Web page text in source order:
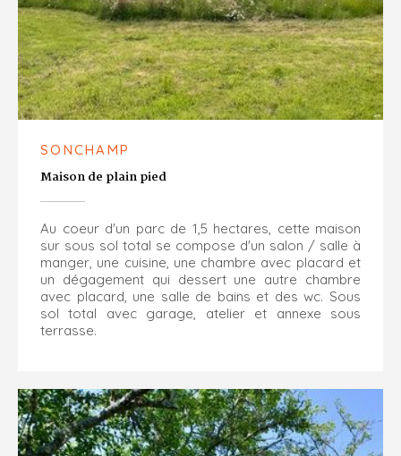
SONCHAMP
Maison de plain pied
Au coeur d'un parc de 1,5 hectares, cette maison
sur sous sol total se compose d'un salon / salle à
manger, une cuisine, une chambre avec placard et
un dégagement qui dessert une autre chambre
avec placard, une salle de bains et des wc. Sous
sol total avec garage, atelier et annexe sous
terrasse.